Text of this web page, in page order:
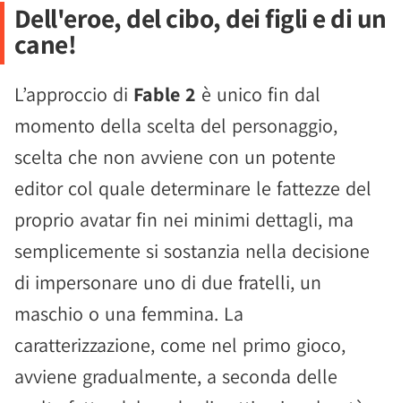
Dell'eroe, del cibo, dei figli e di un
cane!
L’approccio di Fable 2 è unico fin dal
momento della scelta del personaggio,
scelta che non avviene con un potente
editor col quale determinare le fattezze del
proprio avatar fin nei minimi dettagli, ma
semplicemente si sostanzia nella decisione
di impersonare uno di due fratelli, un
maschio o una femmina. La
caratterizzazione, come nel primo gioco,
avviene gradualmente, a seconda delle